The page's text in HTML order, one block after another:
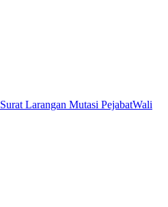
Surat Larangan Mutasi PejabatWali